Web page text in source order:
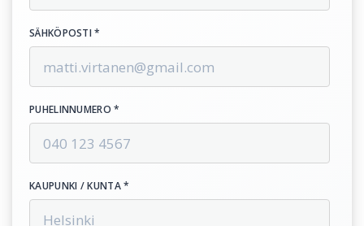
SÄHKÖPOSTI *
PUHELINNUMERO *
KAUPUNKI / KUNTA *